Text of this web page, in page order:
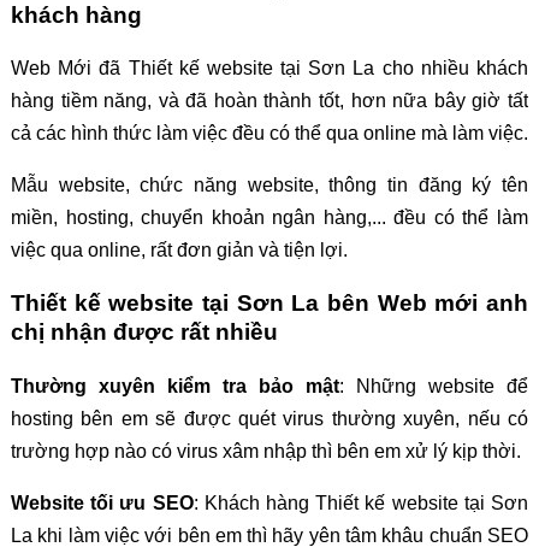
khách hàng
Web Mới đã Thiết kế website tại Sơn La cho nhiều khách
hàng tiềm năng, và đã hoàn thành tốt, hơn nữa bây giờ tất
cả các hình thức làm việc đều có thể qua online mà làm việc.
Mẫu website, chức năng website, thông tin đăng ký tên
miền, hosting, chuyển khoản ngân hàng,... đều có thể làm
việc qua online, rất đơn giản và tiện lợi.
Thiết kế website tại Sơn La bên Web mới anh
chị nhận được rất nhiều
Thường xuyên kiểm tra bảo mật: Những website để
hosting bên em sẽ được quét virus thường xuyên, nếu có
trường hợp nào có virus xâm nhập thì bên em xử lý kịp thời.
Website tối ưu SEO: Khách hàng Thiết kế website tại Sơn
La khi làm việc với bên em thì hãy yên tâm khâu chuẩn SEO